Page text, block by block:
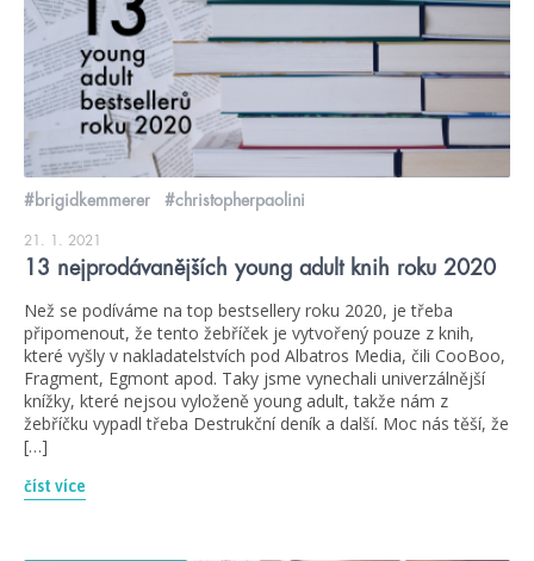
#brigidkemmerer #christopherpaolini
21. 1. 2021
13 nejprodávanějších young adult knih roku 2020
Než se podíváme na top bestsellery roku 2020, je třeba
připomenout, že tento žebříček je vytvořený pouze z knih,
které vyšly v nakladatelstvích pod Albatros Media, čili CooBoo,
Fragment, Egmont apod. Taky jsme vynechali univerzálnější
knížky, které nejsou vyloženě young adult, takže nám z
žebříčku vypadl třeba Destrukční deník a další. Moc nás těší, že
[…]
číst více